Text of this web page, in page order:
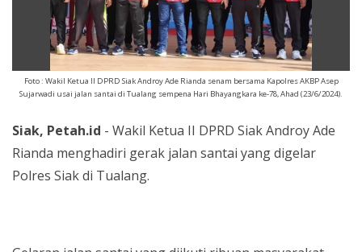
Foto : Wakil Ketua II DPRD Siak Androy Ade Rianda senam bersama Kapolres AKBP Asep
Sujarwadi usai jalan santai di Tualang sempena Hari Bhayangkara ke-78, Ahad (23/6/2024).
Siak, Petah.id - Wakil Ketua II DPRD Siak Androy Ade
Rianda menghadiri gerak jalan santai yang digelar
Polres Siak di Tualang.